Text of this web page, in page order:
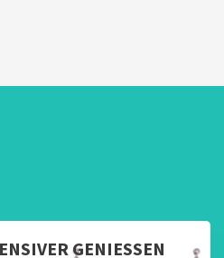
GENIESSEN